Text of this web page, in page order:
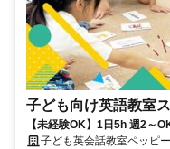
子ども向け英語教室
【未経験OK】1日5h 週2～
(夫)/学生も活躍中！
子ども英会話教室ペッピ